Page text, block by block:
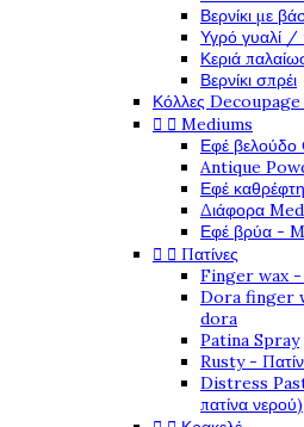
Βερνίκι με
Υγρό γυαλί
Κεριά
Βερνίκι σπρέι
Κόλλες Decoupage |
  Mediums
Εφέ βελούδο
Antique
Εφέ
Διάφορα
Εφέ βρύα -
  Πατίνες
Finger wax -
Dora finger
dora
Patina Spray
Rusty -
Distress
πατίνα νερού)